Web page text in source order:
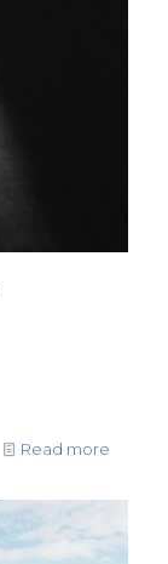
Read more